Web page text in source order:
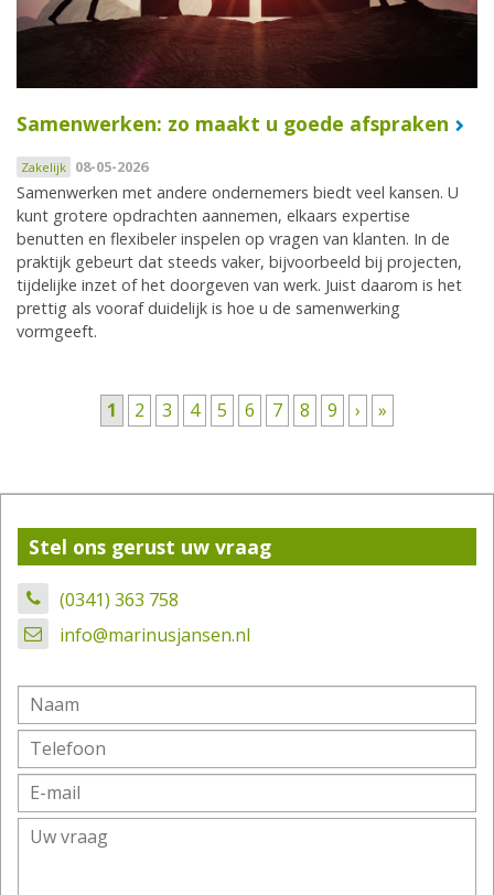
Samenwerken: zo maakt u goede afspraken
Zakelijk 08-05-2026
Samenwerken met andere ondernemers biedt veel kansen. U
kunt grotere opdrachten aannemen, elkaars expertise
benutten en flexibeler inspelen op vragen van klanten. In de
praktijk gebeurt dat steeds vaker, bijvoorbeeld bij projecten,
tijdelijke inzet of het doorgeven van werk. Juist daarom is het
prettig als vooraf duidelijk is hoe u de samenwerking
vormgeeft.
1 2 3 4 5 6 7 8 9 › »
Stel ons gerust uw vraag
(0341) 363 758
info@marinusjansen.nl